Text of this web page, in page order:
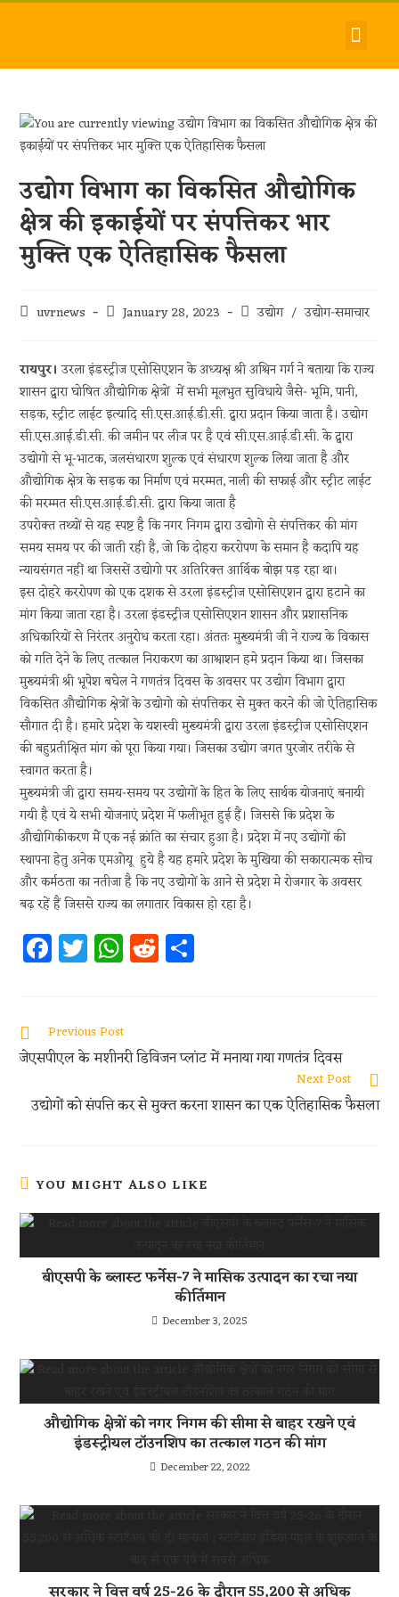
उद्योग विभाग का विकसित औद्योगिक
क्षेत्र की इकाईयों पर संपत्तिकर भार
मुक्ति एक ऐतिहासिक फैसला
uvrnews January 28, 2023 उद्योग / उद्योग-समाचार
रायपुर। उरला इंडस्ट्रीज एसोसिएशन के अध्यक्ष श्री अश्विन गर्ग ने बताया कि राज्य
शासन द्वारा घोषित औद्योगिक क्षेत्रों में सभी मूलभुत सुविधाये जैसे- भूमि, पानी,
सड़क, स्ट्रीट लाईट इत्यादि सी.एस.आई.डी.सी. द्वारा प्रदान किया जाता है। उद्योग
सी.एस.आई.डी.सी. की जमीन पर लीज पर है एवं सी.एस.आई.डी.सी. के द्वारा
उद्योगो से भू-भाटक, जलसंधारण शुल्क एवं संधारण शुल्क लिया जाता है और
औद्योगिक क्षेत्र के सड़क का निर्माण एवं मरम्मत, नाली की सफाई और स्ट्रीट लाईट
की मरम्मत सी.एस.आई.डी.सी. द्वारा किया जाता है
उपरोक्त तथ्यों से यह स्पष्ट है कि नगर निगम द्वारा उद्योगो से संपत्तिकर की मांग
समय समय पर की जाती रही है, जो कि दोहरा कररोपण के समान है कदापि यह
न्यायसंगत नहीं था जिससें उद्योगो पर अतिरिक्त आर्थिक बोझ पड़ रहा था।
इस दोहरे कररोपण को एक दशक से उरला इंडस्ट्रीज एसोसिएशन द्वारा हटाने का
मांग किया जाता रहा है। उरला इंडस्ट्रीज एसोसिएशन शासन और प्रशासनिक
अधिकारियों से निरंतर अनुरोध करता रहा। अंततः मुख्यमंत्री जी ने राज्य के विकास
को गति देने के लिए तत्काल निराकरण का आश्वाशन हमे प्रदान किया था। जिसका
मुख्यमंत्री श्री भूपेश बघेल ने गणतंत्र दिवस के अवसर पर उद्योग विभाग द्वारा
विकसित औद्योगिक क्षेत्रों के उद्योगो को संपत्तिकर से मुक्त करने की जो ऐतिहासिक
सौगात दी है। हमारे प्रदेश के यशस्वी मुख्यमंत्री द्वारा उरला इंडस्ट्रीज एसोसिएशन
की बहुप्रतीक्षित मांग को पूरा किया गया। जिसका उद्योग जगत पुरजोर तरीके से
स्वागत करता है।
मुख्यमंत्री जी द्वारा समय-समय पर उद्योगों के हित के लिए सार्थक योजनाएं बनायी
गयी है एवं ये सभी योजनाएं प्रदेश में फलीभूत हुई हैं। जिससे कि प्रदेश के
औद्योगिकीकरण मेें एक नई क्रांति का संचार हुआ है। प्रदेश में नए उद्योगों की
स्थापना हेतु अनेक एमओयू हुये है यह हमारे प्रदेश के मुखिया की सकारात्मक सोच
और कर्मठता का नतीजा है कि नए उद्योगों के आने से प्रदेश मे रोजगार के अवसर
बढ़ रहें हैं जिससे राज्य का लगातार विकास हो रहा है।
Fa
ce
oo
k
T
w
er
W
h
s
A
p
p
R
e
t
Previous Post
जेएसपीएल के मशीनरी डिविजन प्लांट में मनाया गया गणतंत्र दिवस
Next Post
उद्योगों को संपत्ति कर से मुक्त करना शासन का एक ऐतिहासिक फैसला
YOU MIGHT ALSO LIKE
बीएसपी के ब्लास्ट फर्नेस-7 ने मासिक उत्पादन का रचा नया
कीर्तिमान
December 3, 2025
औद्योगिक क्षेत्रों को नगर निगम की सीमा से बाहर रखने एवं
इंडस्ट्रीयल टॉउनशिप का तत्काल गठन की मांग
December 22, 2022